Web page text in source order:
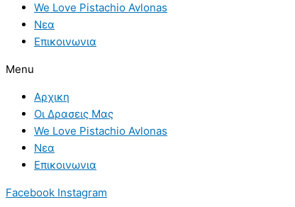
We Love Pistachio Avlonas
Νεα
Επικοινωνια
Menu
Αρχικη
Οι Δρασεις Μας
We Love Pistachio Avlonas
Νεα
Επικοινωνια
Facebook Instagram